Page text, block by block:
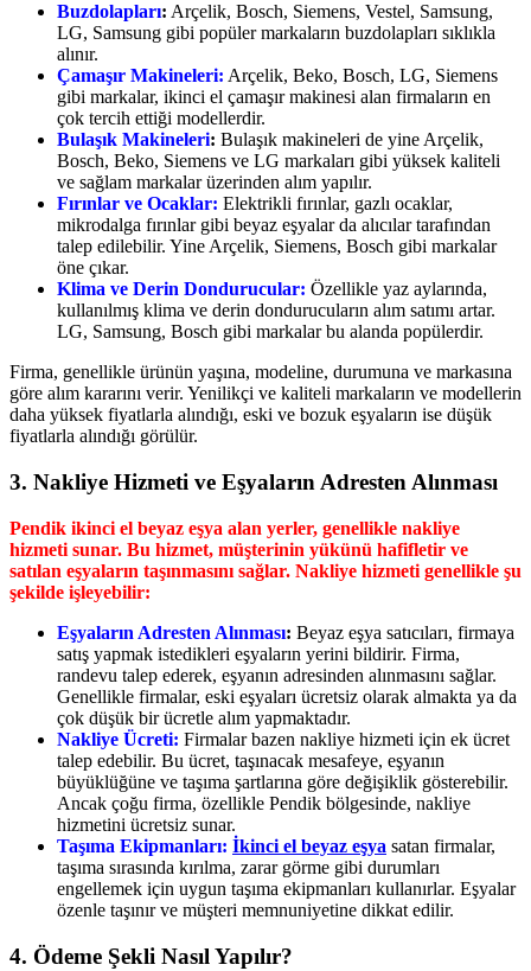
Buzdolapları: Arçelik, Bosch, Siemens, Vestel, Samsung,
LG, Samsung gibi popüler markaların buzdolapları sıklıkla
alınır.
Çamaşır Makineleri: Arçelik, Beko, Bosch, LG, Siemens
gibi markalar, ikinci el çamaşır makinesi alan firmaların en
çok tercih ettiği modellerdir.
Bulaşık Makineleri: Bulaşık makineleri de yine Arçelik,
Bosch, Beko, Siemens ve LG markaları gibi yüksek kaliteli
ve sağlam markalar üzerinden alım yapılır.
Fırınlar ve Ocaklar: Elektrikli fırınlar, gazlı ocaklar,
mikrodalga fırınlar gibi beyaz eşyalar da alıcılar tarafından
talep edilebilir. Yine Arçelik, Siemens, Bosch gibi markalar
öne çıkar.
Klima ve Derin Dondurucular: Özellikle yaz aylarında,
kullanılmış klima ve derin dondurucuların alım satımı artar.
LG, Samsung, Bosch gibi markalar bu alanda popülerdir.
Firma, genellikle ürünün yaşına, modeline, durumuna ve markasına
göre alım kararını verir. Yenilikçi ve kaliteli markaların ve modellerin
daha yüksek fiyatlarla alındığı, eski ve bozuk eşyaların ise düşük
fiyatlarla alındığı görülür.
3. Nakliye Hizmeti ve Eşyaların Adresten Alınması
Pendik ikinci el beyaz eşya alan yerler, genellikle nakliye
hizmeti sunar. Bu hizmet, müşterinin yükünü hafifletir ve
satılan eşyaların taşınmasını sağlar. Nakliye hizmeti genellikle şu
şekilde işleyebilir:
Eşyaların Adresten Alınması: Beyaz eşya satıcıları, firmaya
satış yapmak istedikleri eşyaların yerini bildirir. Firma,
randevu talep ederek, eşyanın adresinden alınmasını sağlar.
Genellikle firmalar, eski eşyaları ücretsiz olarak almakta ya da
çok düşük bir ücretle alım yapmaktadır.
Nakliye Ücreti: Firmalar bazen nakliye hizmeti için ek ücret
talep edebilir. Bu ücret, taşınacak mesafeye, eşyanın
büyüklüğüne ve taşıma şartlarına göre değişiklik gösterebilir.
Ancak çoğu firma, özellikle Pendik bölgesinde, nakliye
hizmetini ücretsiz sunar.
Taşıma Ekipmanları: İkinci el beyaz eşya satan firmalar,
taşıma sırasında kırılma, zarar görme gibi durumları
engellemek için uygun taşıma ekipmanları kullanırlar. Eşyalar
özenle taşınır ve müşteri memnuniyetine dikkat edilir.
4. Ödeme Şekli Nasıl Yapılır?